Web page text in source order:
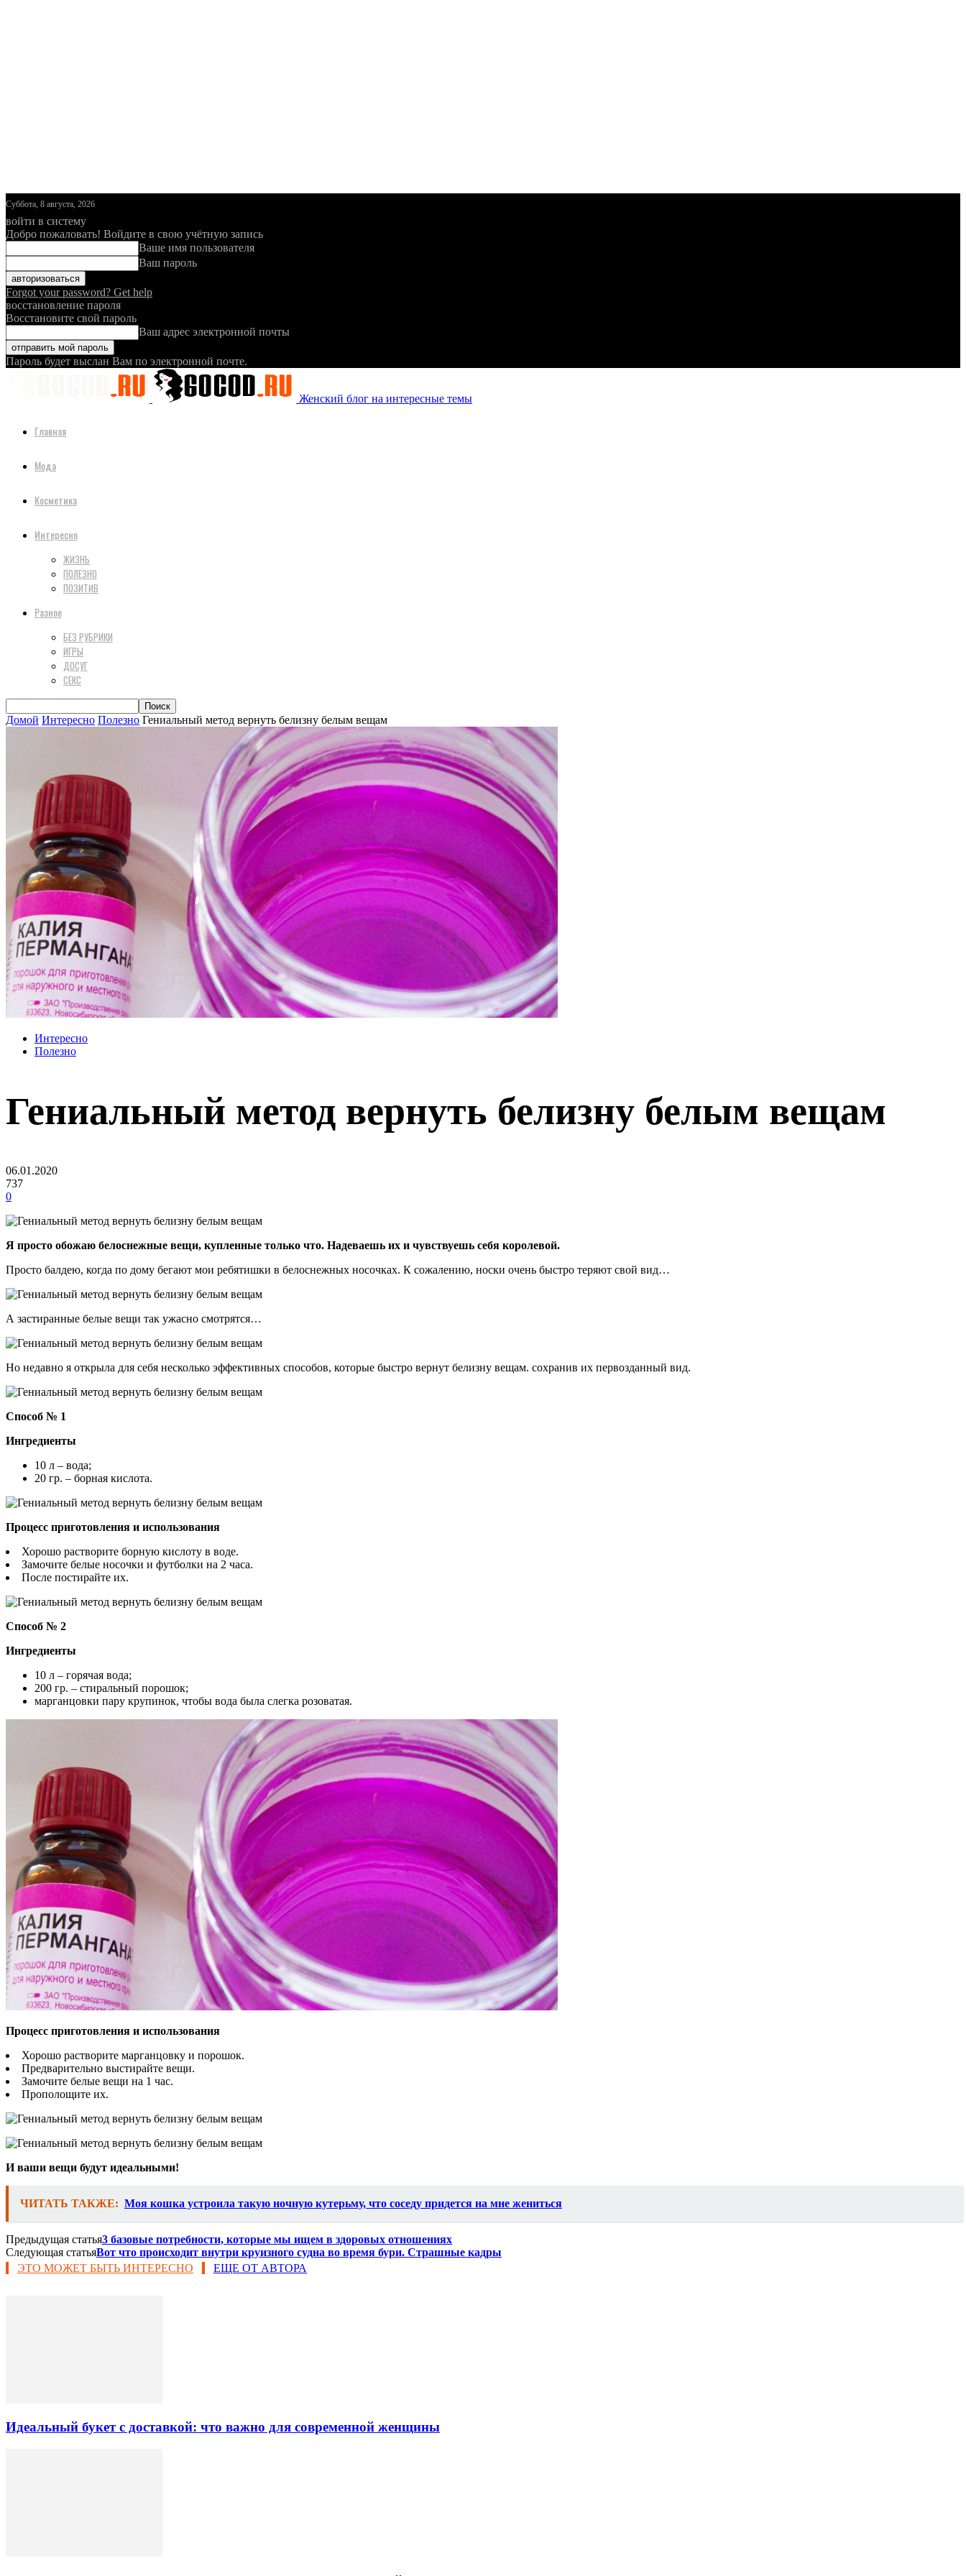
Суббота, 8 августа, 2026
войти в систему
Добро пожаловать! Войдите в свою учётную запись
Ваше имя пользователя
Ваш пароль
Forgot your password? Get help
восстановление пароля
Восстановите свой пароль
Ваш адрес электронной почты
Пароль будет выслан Вам по электронной почте.
Женский блог на интересные темы
Главная
Мода
Косметика
Интересно
ЖИЗНЬ
ПОЛЕЗНО
ПОЗИТИВ
Разное
БЕЗ РУБРИКИ
ИГРЫ
ДОСУГ
СЕКС
Домой Интересно Полезно Гениальный метод вернуть белизну белым вещам
Интересно
Полезно
Гениальный метод вернуть белизну белым вещам
06.01.2020
737
0
Я просто обожаю белоснежные вещи, купленные только что. Надеваешь их и чувствуешь себя королевой.
Просто балдею, когда по дому бегают мои ребятишки в белоснежных носочках. К сожалению, носки очень быстро теряют свой вид…
А застиранные белые вещи так ужасно смотрятся…
Но недавно я открыла для себя несколько эффективных способов, которые быстро вернут белизну вещам. сохранив их первозданный вид.
Способ № 1
Ингредиенты
10 л – вода;
20 гр. – борная кислота.
Процесс приготовления и использования
Хорошо растворите борную кислоту в воде.
Замочите белые носочки и футболки на 2 часа.
После постирайте их.
Способ № 2
Ингредиенты
10 л – горячая вода;
200 гр. – стиральный порошок;
марганцовки пару крупинок, чтобы вода была слегка розоватая.
Процесс приготовления и использования
Хорошо растворите марганцовку и порошок.
Предварительно выстирайте вещи.
Замочите белые вещи на 1 час.
Прополощите их.
И ваши вещи будут идеальными!
ЧИТАТЬ ТАКЖЕ: Моя кошка устроила такую ночную кутерьму, что соседу придется на мне жениться
Предыдущая статья3 базовые потребности, которые мы ищем в здоровых отношениях
Следующая статьяВот что происходит внутри круизного судна во время бури. Страшные кадры
ЭТО МОЖЕТ БЫТЬ ИНТЕРЕСНО
ЕЩЕ ОТ АВТОРА
Идеальный букет с доставкой: что важно для современной женщины